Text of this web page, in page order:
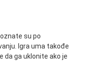
su po
Igra uma takođe
da ga uklonite ako je